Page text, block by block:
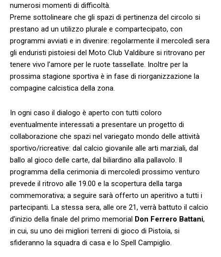
numerosi momenti di difficoltà.
Preme sottolineare che gli spazi di pertinenza del circolo si
prestano ad un utilizzo plurale e compartecipato, con
programmi avviati e in divenire: regolarmente il mercoledì sera
gli enduristi pistoiesi del Moto Club Valdibure si ritrovano per
tenere vivo l’amore per le ruote tassellate. Inoltre per la
prossima stagione sportiva è in fase di riorganizzazione la
compagine calcistica della zona.
In ogni caso il dialogo è aperto con tutti coloro
eventualmente interessati a presentare un progetto di
collaborazione che spazi nel variegato mondo delle attività
sportivo/ricreative: dal calcio giovanile alle arti marziali, dal
ballo al gioco delle carte, dal biliardino alla pallavolo. Il
programma della cerimonia di mercoledì prossimo venturo
prevede il ritrovo alle 19.00 e la scopertura della targa
commemorativa; a seguire sarà offerto un aperitivo a tutti i
partecipanti. La stessa sera, alle ore 21, verrà battuto il calcio
d’inizio della finale del primo memorial Don Ferrero Battani,
in cui, su uno dei migliori terreni di gioco di Pistoia, si
sfideranno la squadra di casa e lo Spell Campiglio.